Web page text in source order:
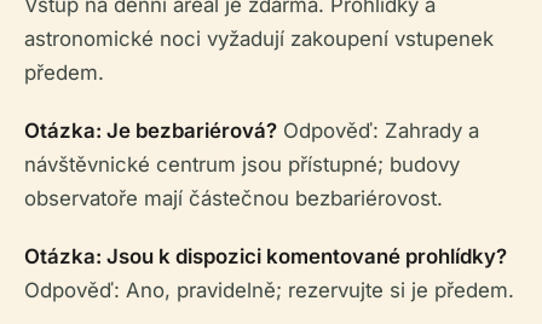
Vstup na denní areál je zdarma. Prohlídky a
astronomické noci vyžadují zakoupení vstupenek
předem.
Otázka: Je bezbariérová? Odpověď: Zahrady a
návštěvnické centrum jsou přístupné; budovy
observatoře mají částečnou bezbariérovost.
Otázka: Jsou k dispozici komentované prohlídky?
Odpověď: Ano, pravidelně; rezervujte si je předem.